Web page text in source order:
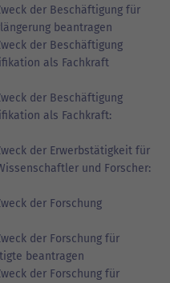
der Beschäftigung für
beantragen
der Beschäftigung
als Fachkraft
der Beschäftigung
als Fachkraft:
der Erwerbstätigkeit für
und Forscher:
der Forschung
der Forschung für
beantragen
der Forschung für